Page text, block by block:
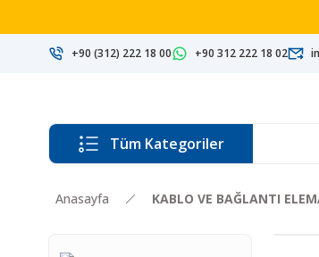
+90 (312) 222 18 00 +90 312 222 18 02
Tüm Kategoriler
Anasayfa KABLO VE BAĞLANTI